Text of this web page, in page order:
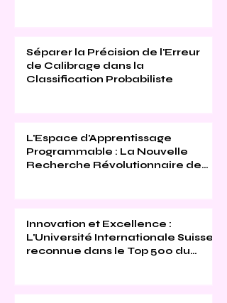
Séparer la Précision de l'Erreur
de Calibrage dans la
Classification Probabiliste
L'Espace d'Apprentissage
Programmable : La Nouvelle
Recherche Révolutionnaire de
Innovation et Excellence :
L'Université Internationale Suisse
reconnue dans le Top 500 du